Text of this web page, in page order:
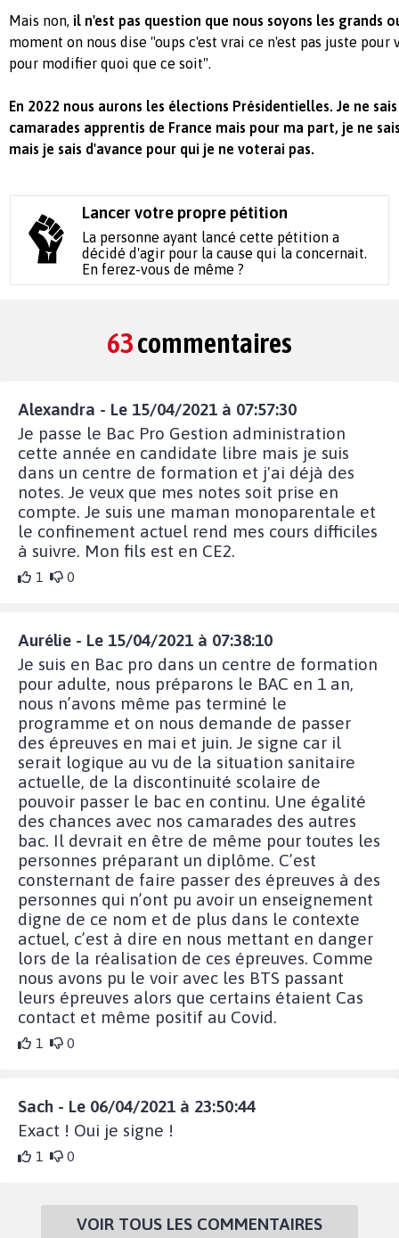
Mais non, il n'est pas question que nous soyons les grands
moment on nous dise "oups c'est vrai ce n'est pas juste pour
pour modifier quoi que ce soit".
En 2022 nous aurons les élections Présidentielles. Je ne
camarades apprentis de France mais pour ma part, je ne
mais je sais d'avance pour qui je ne voterai pas.
Lancer votre propre pétition
La personne ayant lancé cette pétition a
décidé d'agir pour la cause qui la concernait.
En ferez-vous de même ?
63commentaires
Alexandra - Le 15/04/2021 à 07:57:30
Je passe le Bac Pro Gestion administration
cette année en candidate libre mais je suis
dans un centre de formation et j'ai déjà des
notes. Je veux que mes notes soit prise en
compte. Je suis une maman monoparentale et
le confinement actuel rend mes cours difficiles
à suivre. Mon fils est en CE2.
1 0
Aurélie - Le 15/04/2021 à 07:38:10
Je suis en Bac pro dans un centre de formation
pour adulte, nous préparons le BAC en 1 an,
nous n’avons même pas terminé le
programme et on nous demande de passer
des épreuves en mai et juin. Je signe car il
serait logique au vu de la situation sanitaire
actuelle, de la discontinuité scolaire de
pouvoir passer le bac en continu. Une égalité
des chances avec nos camarades des autres
bac. Il devrait en être de même pour toutes les
personnes préparant un diplôme. C’est
consternant de faire passer des épreuves à des
personnes qui n’ont pu avoir un enseignement
digne de ce nom et de plus dans le contexte
actuel, c’est à dire en nous mettant en danger
lors de la réalisation de ces épreuves. Comme
nous avons pu le voir avec les BTS passant
leurs épreuves alors que certains étaient Cas
contact et même positif au Covid.
1 0
Sach - Le 06/04/2021 à 23:50:44
Exact ! Oui je signe !
1 0
VOIR TOUS LES COMMENTAIRES